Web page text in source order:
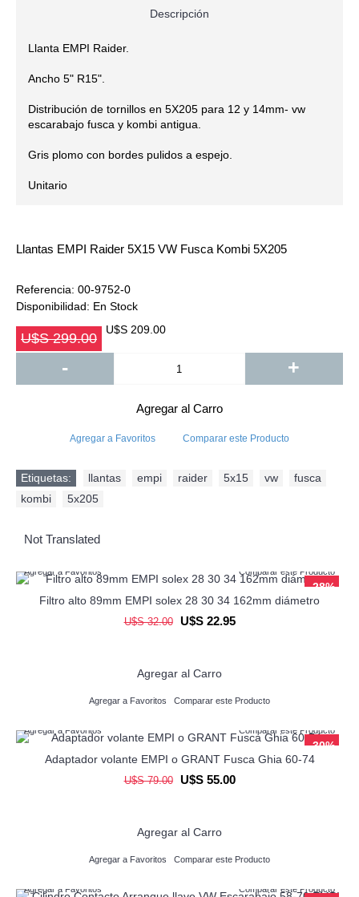
Descripción
Llanta EMPI Raider.
Ancho 5" R15".
Distribución de tornillos en 5X205 para 12 y 14mm- vw
escarabajo fusca y kombi antigua.
Gris plomo con bordes pulidos a espejo.
Unitario
Llantas EMPI Raider 5X15 VW Fusca Kombi 5X205
Referencia: 00-9752-0
Disponibilidad: En Stock
U$S 299.00
U$S 209.00
- +
Agregar al Carro
Agregar a Favoritos Comparar este Producto
Etiquetas: llantas empi raider 5x15 vw fusca
kombi
5x205
Not Translated
-28%
Agregar a Favoritos Comparar este Producto
Filtro alto 89mm EMPI solex 28 30 34 162mm diámetro
U$S 32.00 U$S 22.95
Agregar al Carro
Agregar a Favoritos Comparar este Producto
-30%
Agregar a Favoritos Comparar este Producto
Adaptador volante EMPI o GRANT Fusca Ghia 60-74
U$S 79.00 U$S 55.00
Agregar al Carro
Agregar a Favoritos Comparar este Producto
Agregar a Favoritos Comparar este Producto